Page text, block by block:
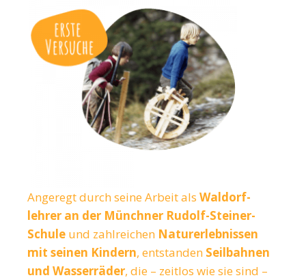
Angeregt durch seine Arbeit als Waldorf­
lehrer an der Münchner Rudolf-Steiner-
Schule und zahlreichen Naturerlebnissen
mit seinen Kindern, entstanden Seilbahnen
und Wasserräder, die – zeitlos wie sie sind –